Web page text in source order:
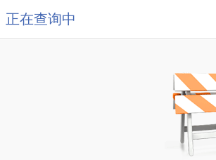
正在查询中